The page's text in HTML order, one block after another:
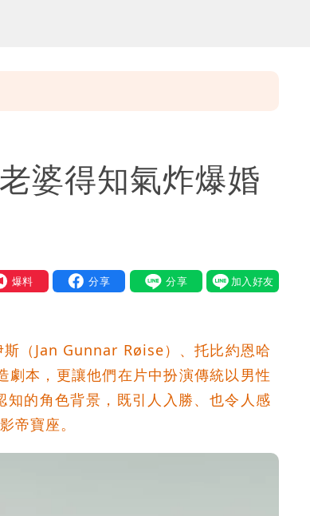
顏面盡失
婆得知氣炸爆婚
爆料
斯（Jan Gunnar Røise）、托比約恩哈
本，更讓他們在片中扮演傳統以男性
的角色背景，既引人入勝、也令人感
帝寶座。